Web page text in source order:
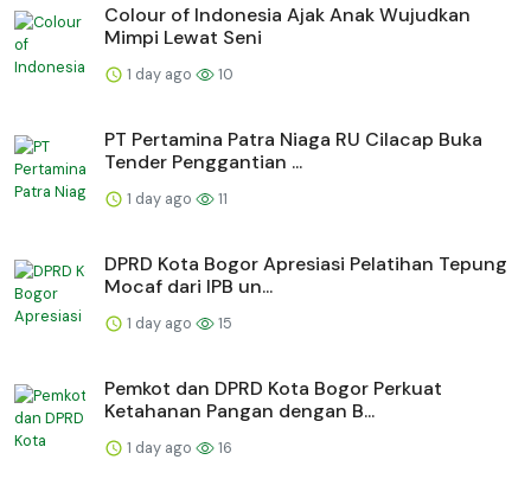
Colour of Indonesia Ajak Anak Wujudkan
Mimpi Lewat Seni
1 day ago 10
PT Pertamina Patra Niaga RU Cilacap Buka
Tender Penggantian ...
1 day ago 11
DPRD Kota Bogor Apresiasi Pelatihan Tepung
Mocaf dari IPB un...
1 day ago 15
Pemkot dan DPRD Kota Bogor Perkuat
Ketahanan Pangan dengan B...
1 day ago 16